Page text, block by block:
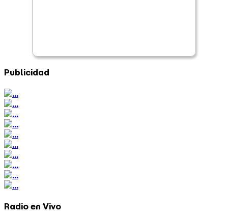
Publicidad
Radio en Vivo